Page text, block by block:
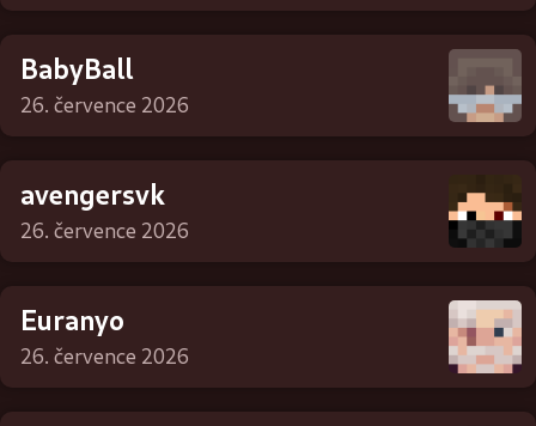
BabyBall
26. července 2026
avengersvk
26. července 2026
Euranyo
26. července 2026